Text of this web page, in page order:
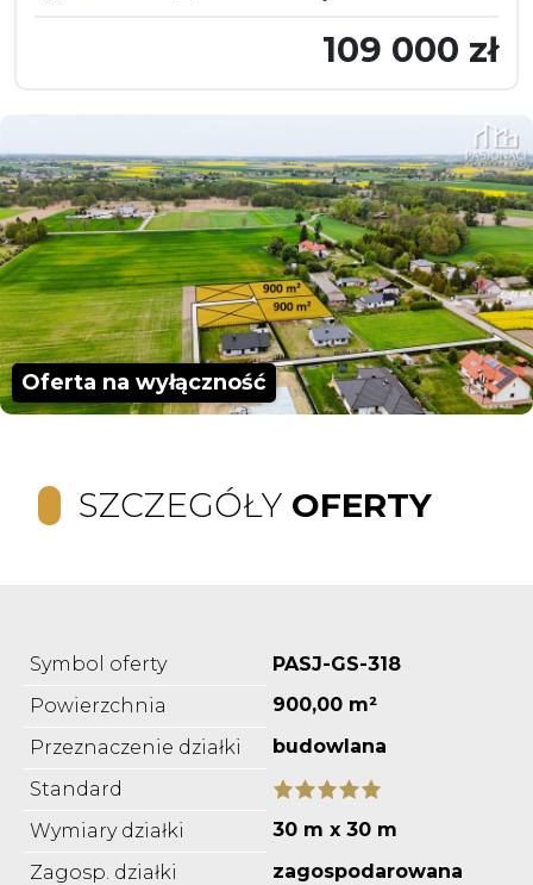
109 000 zł
Oferta na wyłączność
SZCZEGÓŁY OFERTY
Symbol oferty
PASJ-GS-318
Powierzchnia
900,00 m²
Przeznaczenie działki
budowlana
Standard
Wymiary działki
30 m x 30 m
Zagosp. działki
zagospodarowana